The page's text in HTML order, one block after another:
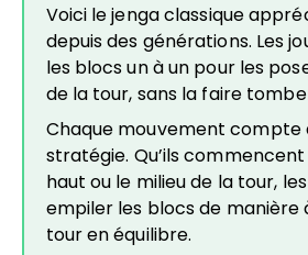
Voici le jenga classique
depuis des générations. Les
les blocs un à un pour les
de la tour, sans la faire
Chaque mouvement compte
stratégie. Qu’ils
haut ou le milieu de la tour,
empiler les blocs de manière
tour en équilibre.